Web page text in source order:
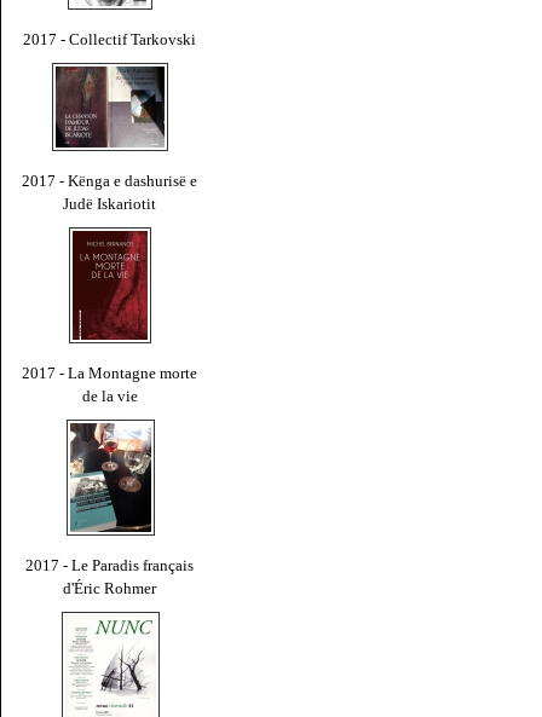
2017 - Collectif Tarkovski
2017 - Kënga e dashurisë e
Judë Iskariotit
2017 - La Montagne morte
de la vie
2017 - Le Paradis français
d'Éric Rohmer